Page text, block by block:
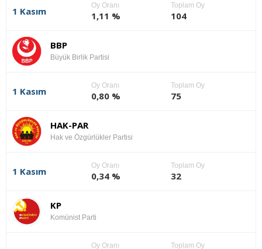
1 Kasım
Oy Oranı
1,11 %
Toplam Oy
104
BBP
Büyük Birlik Partisi
1 Kasım
Oy Oranı
0,80 %
Toplam Oy
75
HAK-PAR
Hak ve Özgürlükler Partisi
1 Kasım
Oy Oranı
0,34 %
Toplam Oy
32
KP
Komünist Parti
Oy Oranı Toplam Oy